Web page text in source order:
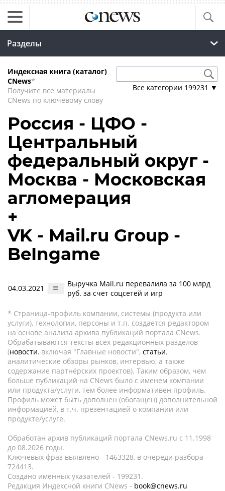
Разделы
Индексная книга (каталог)
CNews*
Получите все материалы
CNews по ключевому слову
Все категории 199231 ▼
Россия - ЦФО -
Центральный
федеральный округ -
Москва - Московская
агломерация
+
VK - Mail.ru Group -
BeIngame
04.03.2021
Выручка Mail.ru перевалила за 100 млрд
руб. за счет соцсетей и игр
* Страница-профиль компании, системы (продукта или
услуги), технологии, персоны и т.п. создается редактором
на основе анализа архива публикаций портала CNews.
Обрабатываются тексты всех редакционных разделов
(новости, включая "Главные новости", статьи,
аналитические обзоры рынков, интервью, а также
содержание партнёрских проектов). Таким образом, чем
больше публикаций на CNews было с именем компании
или продукта/услуги, тем более информативен профиль.
Профиль может быть дополнен (обогащен) дополнительной
информацией, в т.ч. презентацией о компании или
продукте/услуге.
Обработан архив публикаций портала CNews.ru c 11.1998
до 08.2026 годы.
Ключевых фраз выявлено - 1463328, в очереди разбора -
724413.
Создано именных указателей - 199231.
Редакция Индексной книги CNews - book@cnews.ru